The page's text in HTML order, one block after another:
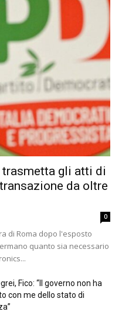
trasmetta gli atti di
da oltre
0
di Roma dopo l'esposto
quanto sia necessario
Fico: “Il governo non ha
con me dello stato di